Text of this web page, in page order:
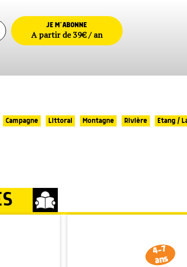
JE M’ABONNE
A partir de 39€ / an
Campagne Littoral Montagne Rivière Etang /
4-7
ans